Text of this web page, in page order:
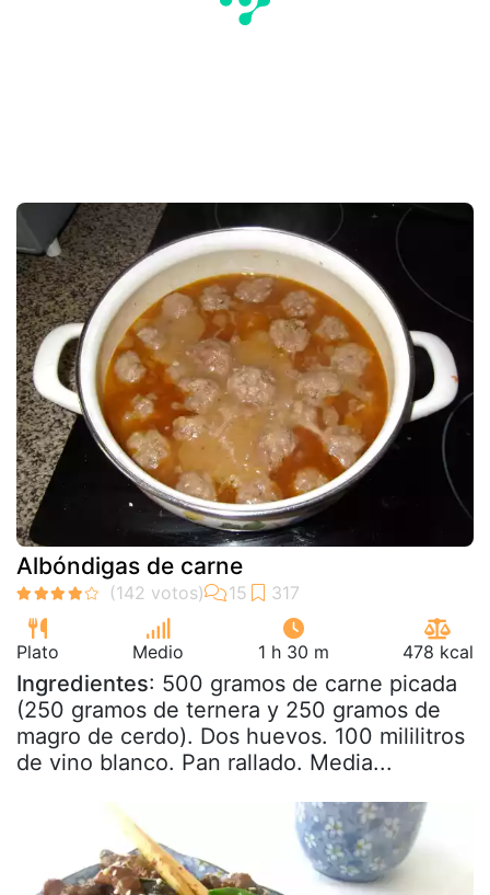
Albóndigas de carne
Plato Medio 1 h 30 m 478 kcal
Ingredientes: 500 gramos de carne picada
(250 gramos de ternera y 250 gramos de
magro de cerdo). Dos huevos. 100 mililitros
de vino blanco. Pan rallado. Media...